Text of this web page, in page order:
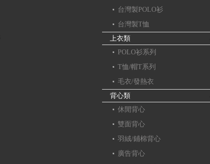
台灣製POLO衫
台灣製T恤
上衣類
POLO衫系列
T恤/帽T系列
毛衣/發熱衣
背心類
休閒背心
雙面背心
羽絨/鋪棉背心
廣告背心